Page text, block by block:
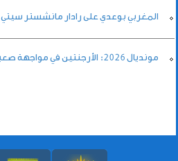
المغربي بوعدي على رادار مانشستر سيتي
مونديال 2026: الأرجنتين في مواجهة صعبة أمام إنجلترا لبلوغ النهائي